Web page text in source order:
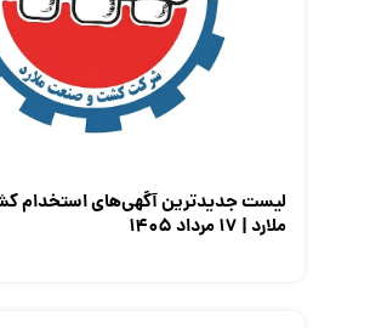
لیست جدیدترین آگهی‌های استخدام
ملارد | ۱۷ مرداد ۱۴۰۵